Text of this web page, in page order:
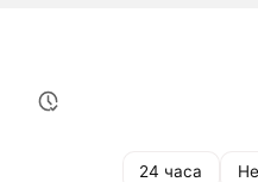
24 часа